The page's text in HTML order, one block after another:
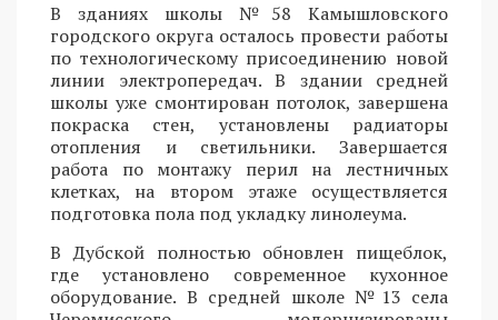
В зданиях школы №58 Камышловского
городского округа осталось провести работы
по технологическому присоединению новой
линии электропередач. В здании средней
школы уже смонтирован потолок, завершена
покраска стен, установлены радиаторы
отопления и светильники. Завершается
работа по монтажу перил на лестничных
клетках, на втором этаже осуществляется
подготовка пола под укладку линолеума.
В Дубской полностью обновлен пищеблок,
где установлено современное кухонное
оборудование. В средней школе №13 села